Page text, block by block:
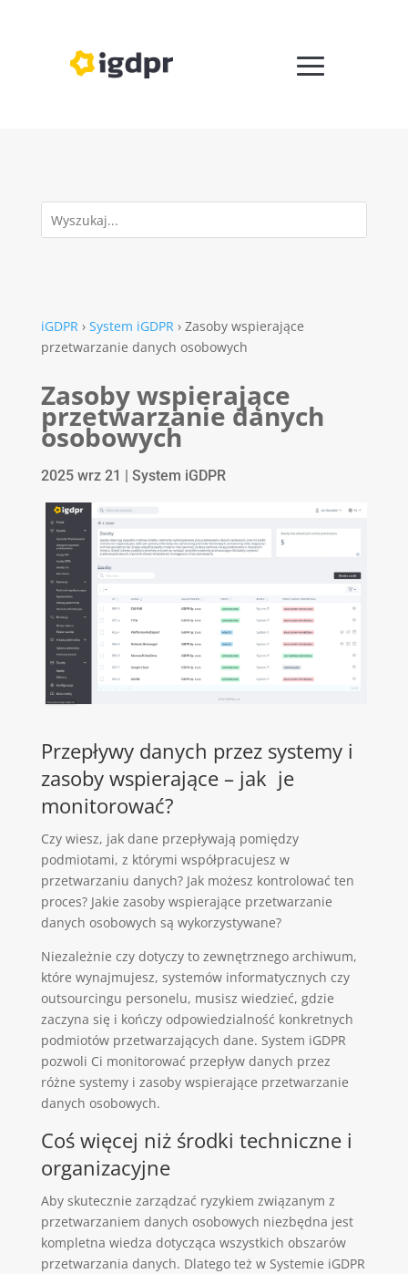
iGDPR› System iGDPR› Zasoby wspierające
przetwarzanie danych osobowych
Zasoby wspierające
przetwarzanie danych
osobowych
2025 wrz 21 | System iGDPR
Przepływy danych przez systemy i
zasoby wspierające – jak je
monitorować?
Czy wiesz, jak dane przepływają pomiędzy
podmiotami, z którymi współpracujesz w
przetwarzaniu danych? Jak możesz kontrolować ten
proces? Jakie zasoby wspierające przetwarzanie
danych osobowych są wykorzystywane?
Niezależnie czy dotyczy to zewnętrznego archiwum,
które wynajmujesz, systemów informatycznych czy
outsourcingu personelu, musisz wiedzieć, gdzie
zaczyna się i kończy odpowiedzialność konkretnych
podmiotów przetwarzających dane. System iGDPR
pozwoli Ci monitorować przepływ danych przez
różne systemy i zasoby wspierające przetwarzanie
danych osobowych.
Coś więcej niż środki techniczne i
organizacyjne
Aby skutecznie zarządzać ryzykiem związanym z
przetwarzaniem danych osobowych niezbędna jest
kompletna wiedza dotycząca wszystkich obszarów
przetwarzania danych. Dlatego też w Systemie iGDPR